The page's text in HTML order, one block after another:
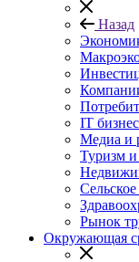
Назад
IT бизнес
Медиа и
Туризм
Сельское
Рынок
Окружающая